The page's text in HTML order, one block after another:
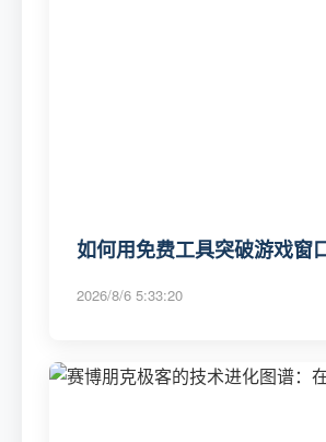
如何用免费工具突破游戏窗
2026/8/6 5:33:20